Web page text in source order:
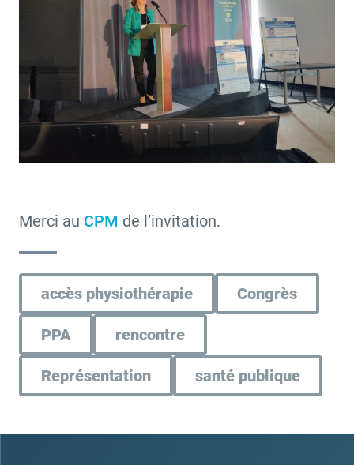
Merci au CPM de l’invitation.
accès physiothérapie Congrès
PPA rencontre
Représentation santé publique